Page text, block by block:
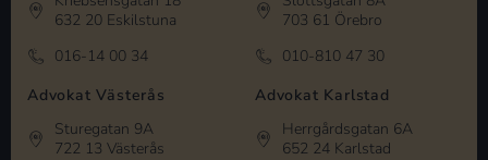
632 20 Eskilstuna
016-14 00 34
703 61 Örebro
010-810 47 30
Advokat Västerås
Sturegatan 9A
722 13 Västerås
Advokat Karlstad
Herrgårdsgatan 6A
652 24 Karlstad